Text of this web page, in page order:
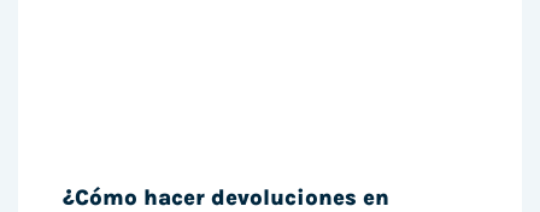
¿Cómo hacer devoluciones en